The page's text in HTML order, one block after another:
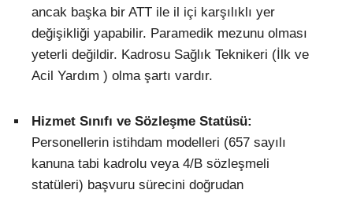
ancak başka bir ATT ile il içi karşılıklı yer
değişikliği yapabilir. Paramedik mezunu olması
yeterli değildir. Kadrosu Sağlık Teknikeri (İlk ve
Acil Yardım ) olma şartı vardır.
Hizmet Sınıfı ve Sözleşme Statüsü:
Personellerin istihdam modelleri (657 sayılı
kanuna tabi kadrolu veya 4/B sözleşmeli
statüleri) başvuru sürecini doğrudan